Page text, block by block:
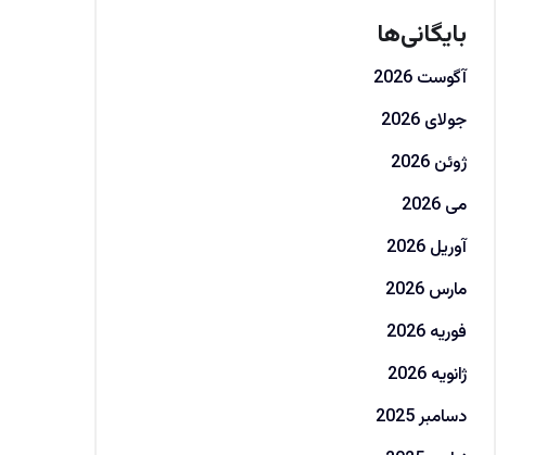
بایگانی‌ها
آگوست 2026
جولای 2026
ژوئن 2026
می 2026
آوریل 2026
مارس 2026
فوریه 2026
ژانویه 2026
دسامبر 2025